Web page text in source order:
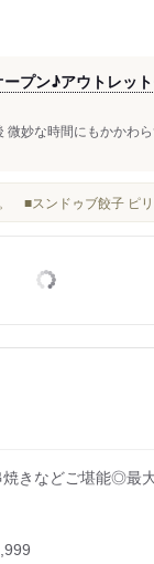
プン♪アウトレッ
妙な時間にもかかわ
■スンドゥブ餃子 ピ
きなどご堪能◎最